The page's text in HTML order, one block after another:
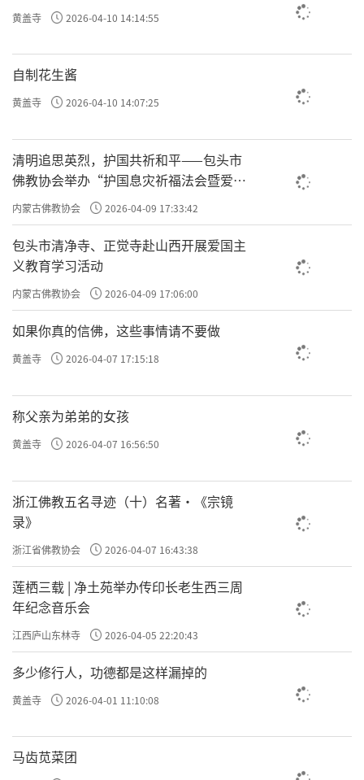
黄盖寺 2026-04-10 14:14:55
自制花生酱
黄盖寺 2026-04-10 14:07:25
清明追思英烈，护国共祈和平——包头市
佛教协会举办“护国息灾祈福法会暨爱国
主义电影观影活动”
内蒙古佛教协会 2026-04-09 17:33:42
包头市清净寺、正觉寺赴山西开展爱国主
义教育学习活动
内蒙古佛教协会 2026-04-09 17:06:00
如果你真的信佛，这些事情请不要做
黄盖寺 2026-04-07 17:15:18
称父亲为弟弟的女孩
黄盖寺 2026-04-07 16:56:50
浙江佛教五名寻迹（十）名著·《宗镜
录》
浙江省佛教协会 2026-04-07 16:43:38
莲栖三载 | 净土苑举办传印长老生西三周
年纪念音乐会
江西庐山东林寺 2026-04-05 22:20:43
多少修行人，功德都是这样漏掉的
黄盖寺 2026-04-01 11:10:08
马齿苋菜团